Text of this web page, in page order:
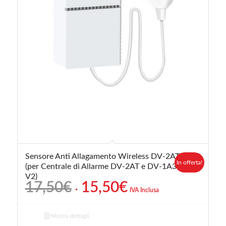
Sensore Anti Allagamento Wireless DV-2ATL
(per Centrale di Allarme DV-2AT e DV-1A3G
V2)
17,50€ Il
prezzo
originale
15,50€IlIVA Inclusa
In offerta!
Mostra dettagli